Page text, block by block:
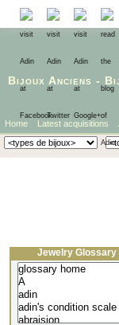
Bijoux Anciens -
Home Latest acquisitions
Jewelry Glossary